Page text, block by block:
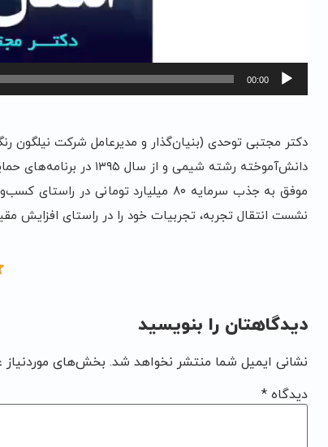
00:00
دکتر مجتبی توحدی (بنیان‌گذار و مدیرعامل شرکت نیلگون
دانش‌آموخته رشته شیمی و از سال ۱۳۹۵ در برنامه‌های حمایتی ستاد فناوری نانو حضور داشتند.
موفق به جذب سرمایه ۸۰ میلیارد
نشست انتقال تجربه، تجربیات خود را در راستای افزایش
دیدگاهتان را بنویسید
نشانی ایمیل شما منتشر نخواهد شد. بخش‌های موردنیاز
دیدگاه *